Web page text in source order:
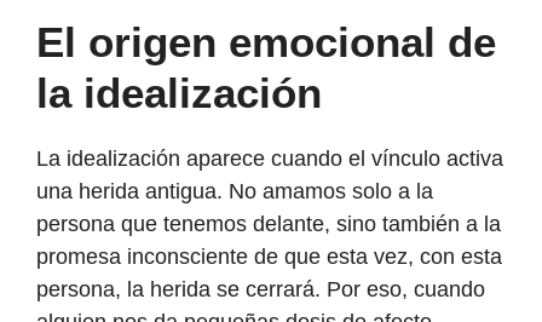
El origen emocional de
la idealización
La idealización aparece cuando el vínculo activa
una herida antigua. No amamos solo a la
persona que tenemos delante, sino también a la
promesa inconsciente de que esta vez, con esta
persona, la herida se cerrará. Por eso, cuando